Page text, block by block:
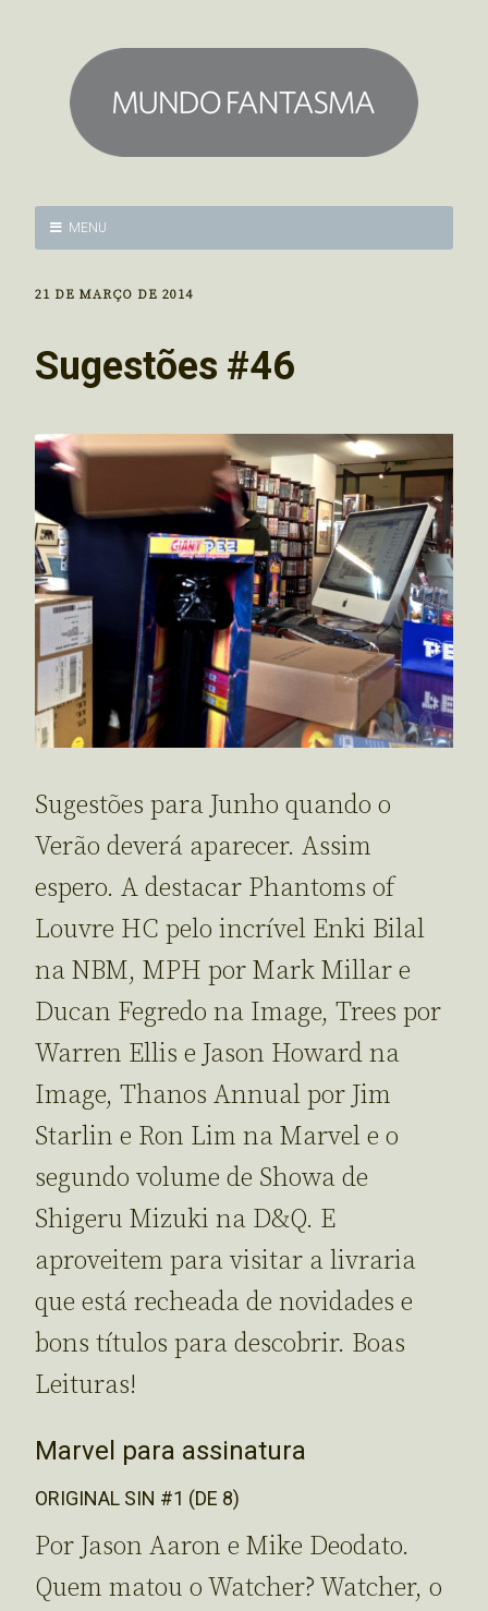
MENU
21 DE MARÇO DE 2014
Sugestões #46
Sugestões para Junho quando o
Verão deverá aparecer. Assim
espero. A destacar Phantoms of
Louvre HC pelo incrível Enki Bilal
na NBM, MPH por Mark Millar e
Ducan Fegredo na Image, Trees por
Warren Ellis e Jason Howard na
Image, Thanos Annual por Jim
Starlin e Ron Lim na Marvel e o
segundo volume de Showa de
Shigeru Mizuki na D&Q. E
aproveitem para visitar a livraria
que está recheada de novidades e
bons títulos para descobrir. Boas
Leituras!
Marvel para assinatura
ORIGINAL SIN #1 (DE 8)
Por Jason Aaron e Mike Deodato.
Quem matou o Watcher? Watcher, o